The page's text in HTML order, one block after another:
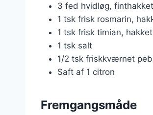
3 fed hvidløg, finthakket
1 tsk frisk rosmarin,
1 tsk frisk timian, hakket
1 tsk salt
1/2 tsk friskkværnet
Saft af 1 citron
Fremgangsmåde